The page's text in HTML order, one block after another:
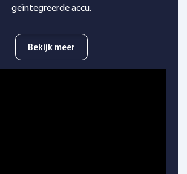
geïntegreerde accu.
Bekijk meer